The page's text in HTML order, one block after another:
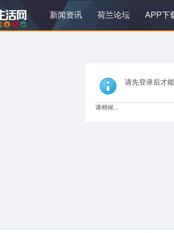
新闻资讯 荷兰论坛 APP下
请先登录后才
请稍候...